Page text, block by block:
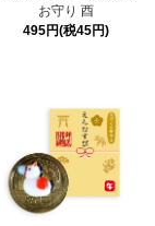
お守り 酉
495円(税45円)